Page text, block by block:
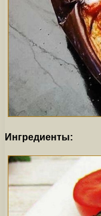
Ингредиенты: